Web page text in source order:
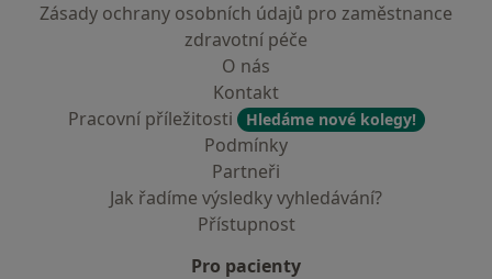
Zásady ochrany osobních údajů pro zaměstnance
zdravotní péče
O nás
Kontakt
Pracovní příležitosti
Hledáme nové kolegy!
Podmínky
Partneři
Jak řadíme výsledky vyhledávání?
Přístupnost
Pro pacienty